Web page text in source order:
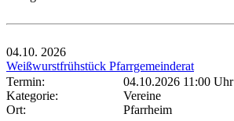
04.10. 2026
Weißwurstfrühstück Pfarrgemeinderat
Termin:
04.10.2026 11:00 Uhr
Kategorie:
Vereine
Ort:
Pfarrheim